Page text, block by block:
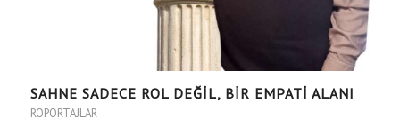
SAHNE SADECE ROL DEĞİL, BİR EMPATİ ALANI
RÖPORTAJLAR